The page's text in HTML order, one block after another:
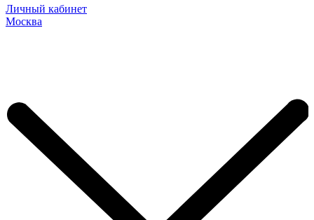
Личный кабинет
Москва